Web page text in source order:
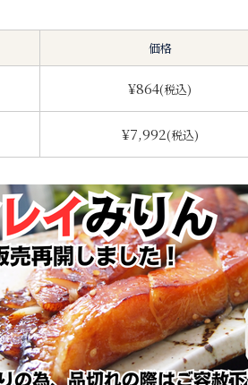
価格
¥864(税込)
¥7,992(税込)